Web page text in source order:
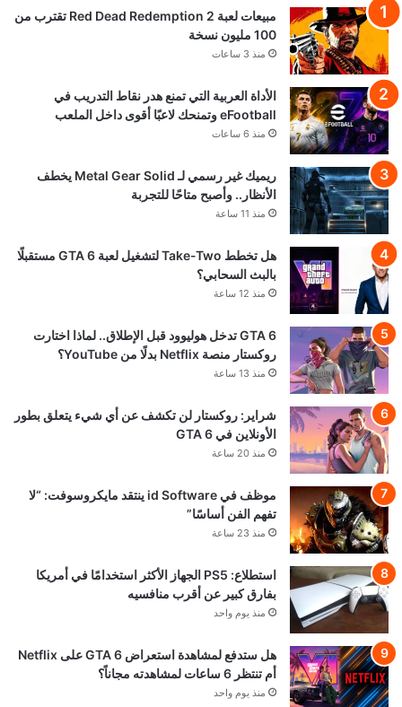
مبيعات لعبة Red Dead Redemption 2 تقترب من
100 مليون نسخة
منذ 3 ساعات
الأداة العربية التي تمنع هدر نقاط التدريب في
eFootball وتمنحك لاعبًا أقوى داخل الملعب
منذ 6 ساعات
ريميك غير رسمي لـ Metal Gear Solid يخطف
الأنظار.. وأصبح متاحًا للتجربة
منذ 11 ساعة
هل تخطط Take-Two لتشغيل لعبة GTA 6 مستقبلًا
بالبث السحابي؟
منذ 12 ساعة
GTA 6 تدخل هوليوود قبل الإطلاق.. لماذا اختارت
روكستار منصة Netflix بدلًا من YouTube؟
منذ 13 ساعة
شراير: روكستار لن تكشف عن أي شيء يتعلق بطور
الأونلاين في GTA 6
منذ 20 ساعة
موظف في id Software ينتقد مايكروسوفت: “لا
تفهم الفن أساسًا”
منذ 23 ساعة
استطلاع: PS5 الجهاز الأكثر استخدامًا في أمريكا
بفارق كبير عن أقرب منافسيه
منذ يوم واحد
هل ستدفع لمشاهدة استعراض GTA 6 على Netflix
أم تنتظر 6 ساعات لمشاهدته مجاناً؟
منذ يوم واحد